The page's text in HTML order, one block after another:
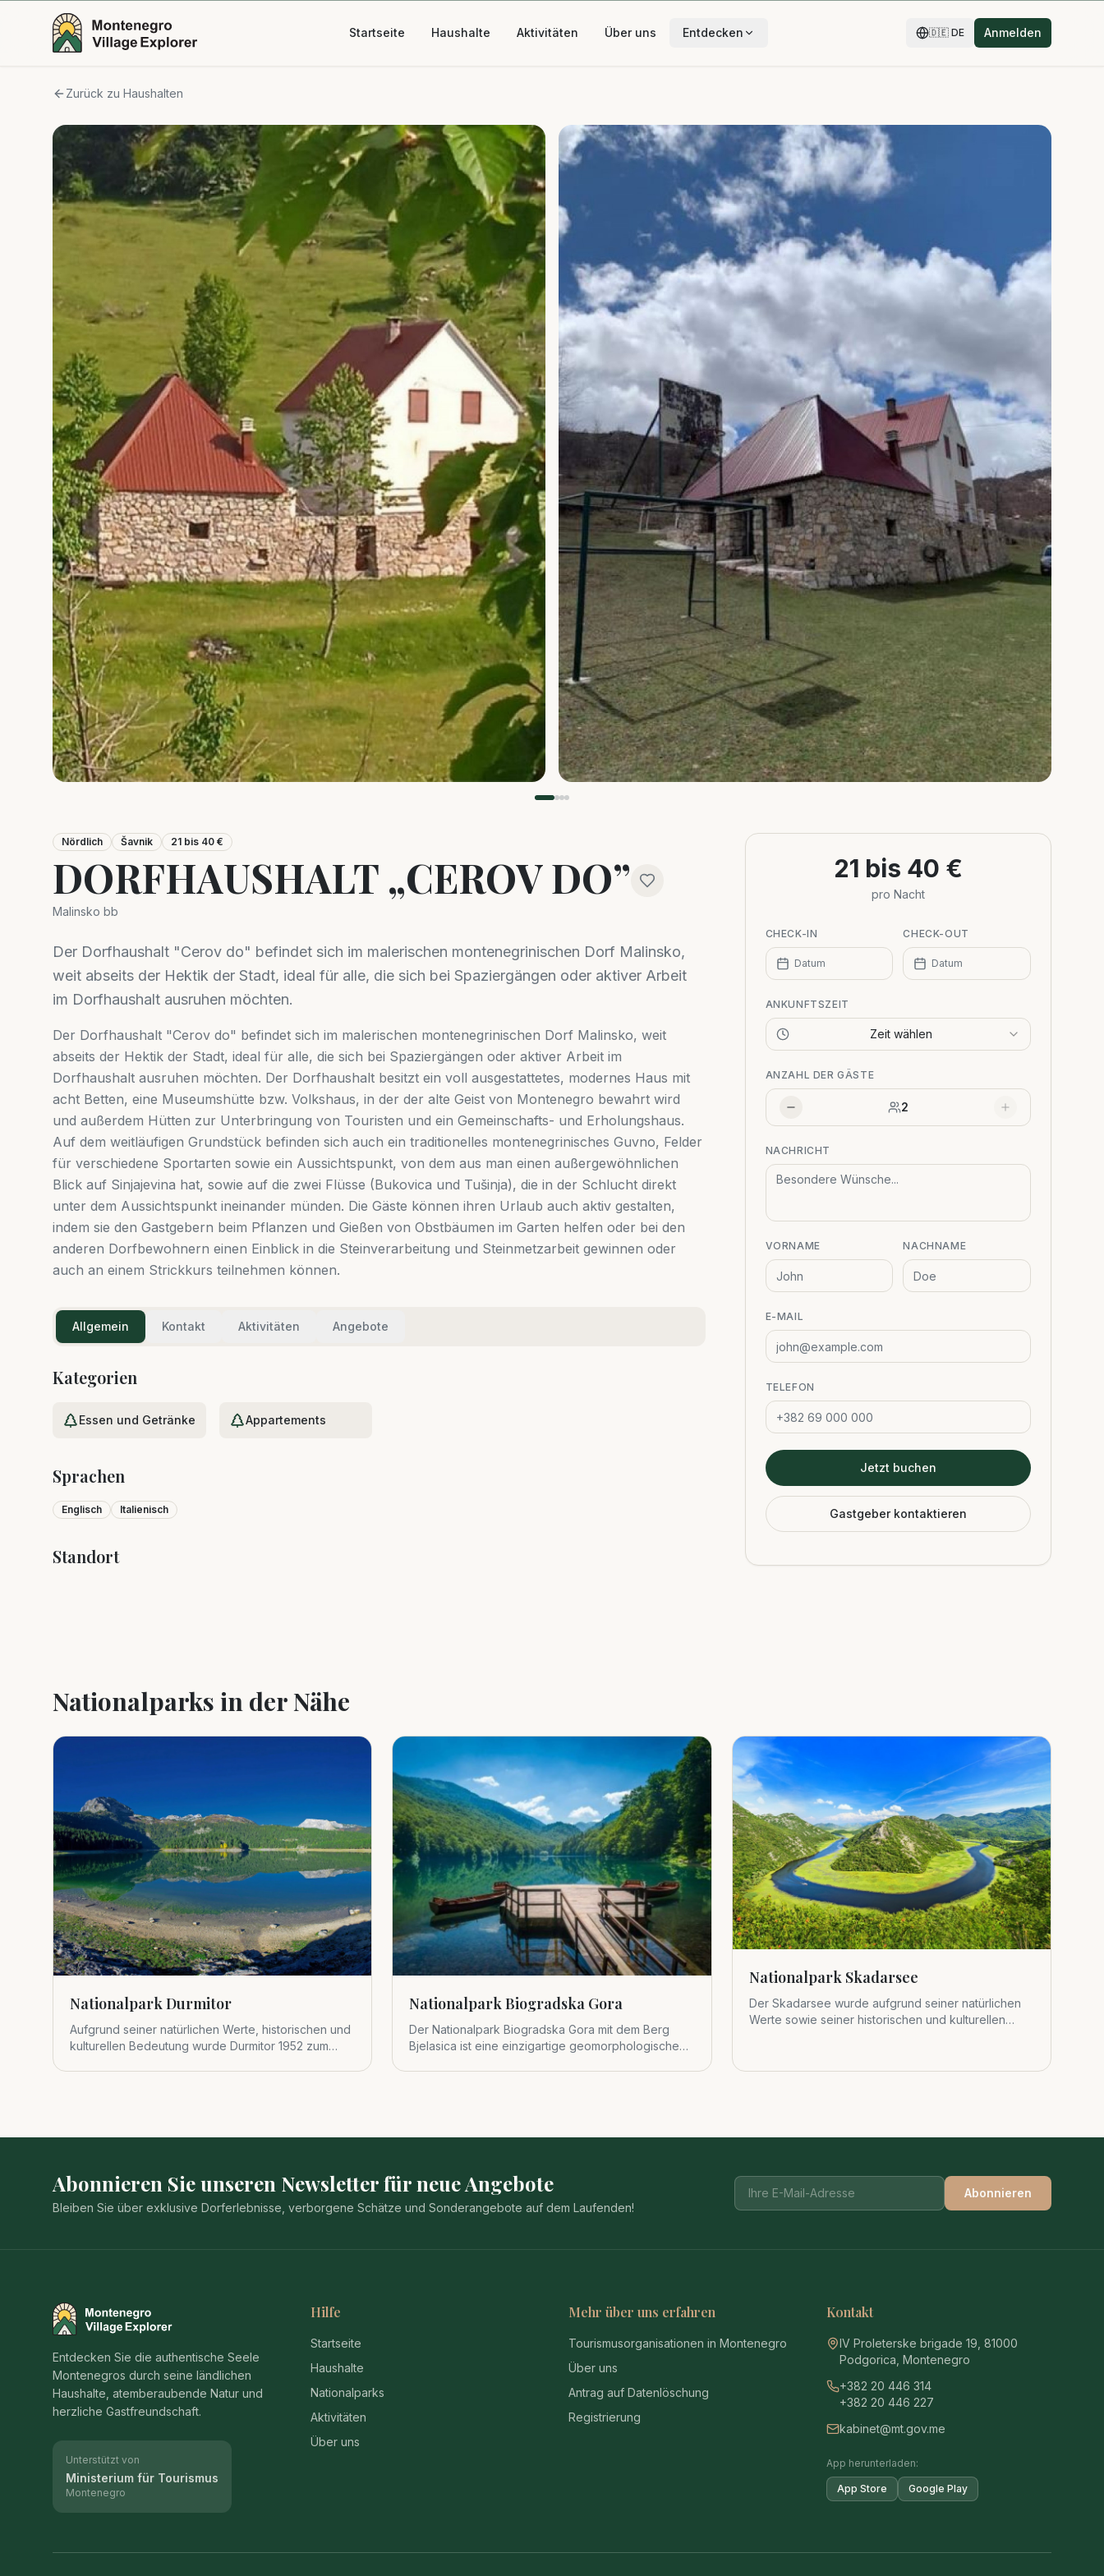
Startseite Haushalte Aktivitäten Über uns Entdecken 🇩🇪 DE Anmelden
Zurück zu Haushalten
Nördlich Šavnik 21 bis 40 €
DORFHAUSHALT „CEROV DO”
Malinsko bb
Der Dorfhaushalt "Cerov do" befindet sich im malerischen montenegrinischen Dorf Malinsko,
weit abseits der Hektik der Stadt, ideal für alle, die sich bei Spaziergängen oder aktiver Arbeit
im Dorfhaushalt ausruhen möchten.
Der Dorfhaushalt "Cerov do" befindet sich im malerischen montenegrinischen Dorf Malinsko, weit
abseits der Hektik der Stadt, ideal für alle, die sich bei Spaziergängen oder aktiver Arbeit im
Dorfhaushalt ausruhen möchten. Der Dorfhaushalt besitzt ein voll ausgestattetes, modernes Haus mit
acht Betten, eine Museumshütte bzw. Volkshaus, in der der alte Geist von Montenegro bewahrt wird
und außerdem Hütten zur Unterbringung von Touristen und ein Gemeinschafts- und Erholungshaus.
Auf dem weitläufigen Grundstück befinden sich auch ein traditionelles montenegrinisches Guvno, Felder
für verschiedene Sportarten sowie ein Aussichtspunkt, von dem aus man einen außergewöhnlichen
Blick auf Sinjajevina hat, sowie auf die zwei Flüsse (Bukovica und Tušinja), die in der Schlucht direkt
unter dem Aussichtspunkt ineinander münden. Die Gäste können ihren Urlaub auch aktiv gestalten,
indem sie den Gastgebern beim Pflanzen und Gießen von Obstbäumen im Garten helfen oder bei den
anderen Dorfbewohnern einen Einblick in die Steinverarbeitung und Steinmetzarbeit gewinnen oder
auch an einem Strickkurs teilnehmen können.
Allgemein Kontakt Aktivitäten Angebote
Kategorien
Essen und Getränke Appartements
Sprachen
Englisch Italienisch
Standort
21 bis 40 €
pro Nacht
CHECK-IN
Datum
CHECK-OUT
Datum
ANKUNFTSZEIT
Zeit wählen
ANZAHL DER GÄSTE
2
NACHRICHT
VORNAME NACHNAME
E-MAIL
TELEFON
Jetzt buchen
Gastgeber kontaktieren
Nationalparks in der Nähe
Nationalpark Durmitor
Aufgrund seiner natürlichen Werte, historischen und
kulturellen Bedeutung wurde Durmitor 1952 zum
Nationalpark Biogradska Gora
Der Nationalpark Biogradska Gora mit dem Berg
Bjelasica ist eine einzigartige geomorphologische
Nationalpark Skadarsee
Der Skadarsee wurde aufgrund seiner natürlichen
Werte sowie seiner historischen und kulturellen
Abonnieren Sie unseren Newsletter für neue Angebote
Bleiben Sie über exklusive Dorferlebnisse, verborgene Schätze und Sonderangebote auf dem Laufenden!
Abonnieren
Montenegro Village Explorer
Entdecken Sie die authentische Seele
Montenegros durch seine ländlichen
Haushalte, atemberaubende Natur und
herzliche Gastfreundschaft.
Unterstützt von
Ministerium für Tourismus
Montenegro
Hilfe
Startseite
Haushalte
Nationalparks
Aktivitäten
Über uns
Mehr über uns erfahren
Tourismusorganisationen in Montenegro
Über uns
Antrag auf Datenlöschung
Registrierung
Kontakt
IV Proleterske brigade 19, 81000
Podgorica, Montenegro
+382 20 446 314
+382 20 446 227
kabinet@mt.gov.me
App herunterladen:
App Store Google Play